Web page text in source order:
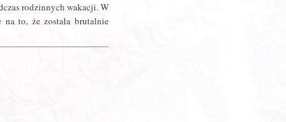
rodzinnych wakacji. W
to, że została brutalnie